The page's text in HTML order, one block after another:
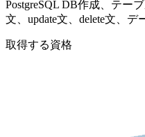
PostgreSQL DB作成、テーブ
文、update文、delete文、デ
取得する資格